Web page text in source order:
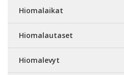
Hiomalaikat
Hiomalautaset
Hiomalevyt